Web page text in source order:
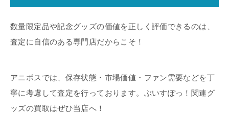
数量限定品や記念グッズの価値を正しく評価できるのは、
査定に自信のある専門店だからこそ！
アニポスでは、保存状態・市場価値・ファン需要などを丁
寧に考慮して査定を行っております。ぶいすぽっ！関連グ
ッズの買取はぜひ当店へ！